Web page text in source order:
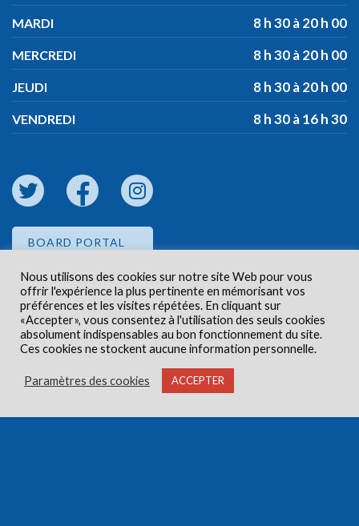
MARDI 8 h 30 à 20 h 00
MERCREDI 8 h 30 à 20 h 00
JEUDI 8 h 30 à 20 h 00
VENDREDI 8 h 30 à 16 h 30
BOARD PORTAL
EMPLOYEE PORTAL
Droits d'auteur © 2026 Centre de santé communautaire
Carlington. Tous droits réservés.
Nous utilisons des cookies sur notre site Web pour vous
offrir l'expérience la plus pertinente en mémorisant vos
préférences et les visites répétées. En cliquant sur
«Accepter», vous consentez à l'utilisation des seuls cookies
absolument indispensables au bon fonctionnement du site.
Ces cookies ne stockent aucune information personnelle.
Paramètres des cookies ACCEPTER